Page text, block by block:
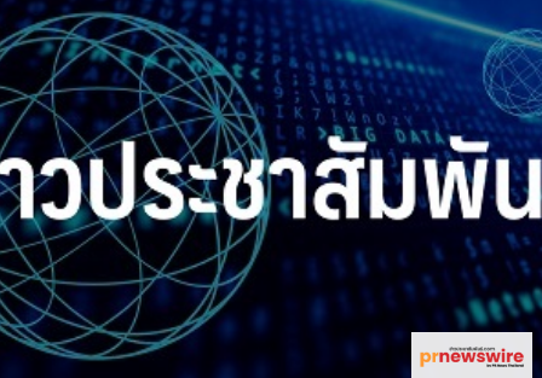
บ้าน, คอนโด, อสังหาฯ
ประกัน
สัตว์เลี้ยง
ไอที
โทรศัพท์มือถือ
เอไอ
การศึกษา
ศิลปะ, วัฒนธรรม
ศาสนา
การเมือง